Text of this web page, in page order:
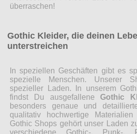
überraschen!
Gothic Kleider, die deinen
unterstreichen
In speziellen Geschäften gibt es
spezielle Menschen. Unserer
spezieller Laden. In unserem
findst Du ausgefallene Gothic
besonders genaue und
qualitativ hochwertige
Gothic Shops gehört unser Laden